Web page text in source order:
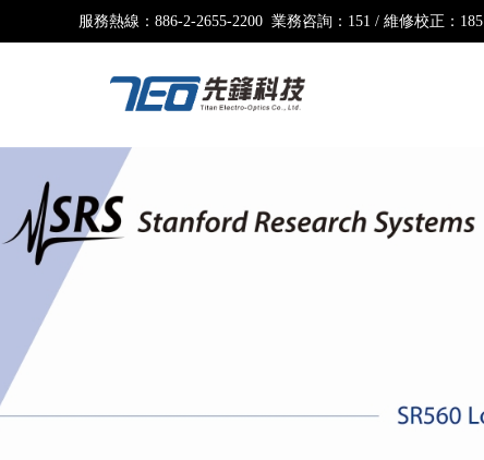
服務熱線： 886-2-2655-2200 業務咨詢：151 / 維修校正：185